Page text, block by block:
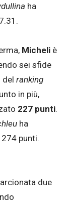
ha
Micheli è
sei sfide
del ranking
in più,
227 punti.
ha
punti.
due